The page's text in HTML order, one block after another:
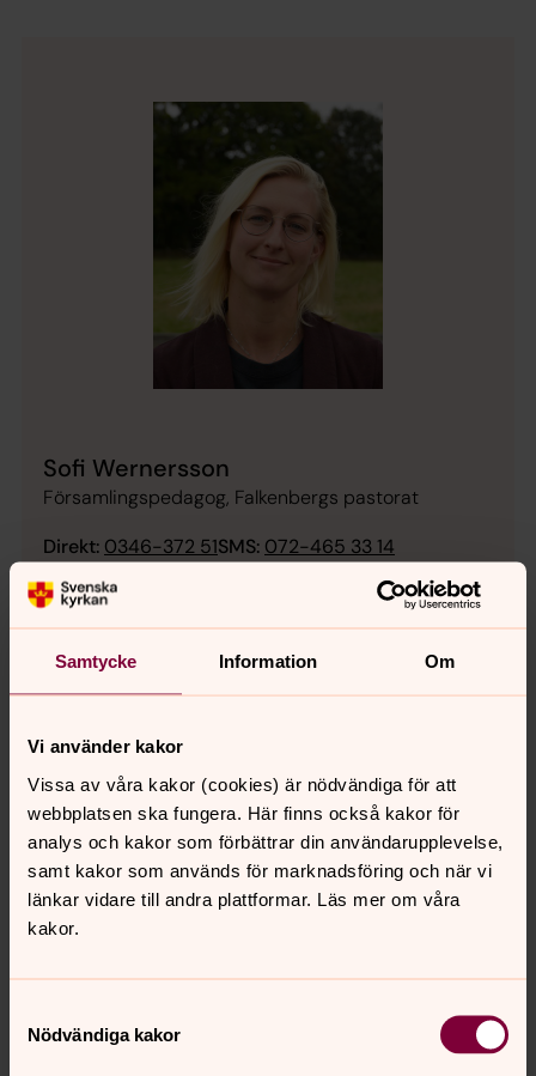
Samtycke Information Om
Vi använder kakor
Vissa av våra kakor (cookies) är nödvändiga för att
webbplatsen ska fungera. Här finns också kakor för
analys och kakor som förbättrar din användarupplevelse,
samt kakor som används för marknadsföring och när vi
länkar vidare till andra plattformar. Läs mer om våra
kakor.
Nödvändiga kakor
Sofi Wernersson
Församlingspedagog, Falkenbergs pastorat
Direkt: 0346-372 51SMS: 072-465 33 14
E-post:sofi.wernersson@svenskakyrkan.se
Mer om Sofi Wernersson
Församlingspedagog i Vessige och Okome
församlingar